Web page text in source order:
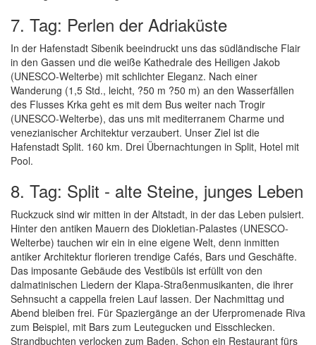
7. Tag: Perlen der Adriaküste
In der Hafenstadt Sibenik beeindruckt uns das südländische Flair
in den Gassen und die weiße Kathedrale des Heiligen Jakob
(UNESCO-Welterbe) mit schlichter Eleganz. Nach einer
Wanderung (1,5 Std., leicht, ?50 m ?50 m) an den Wasserfällen
des Flusses Krka geht es mit dem Bus weiter nach Trogir
(UNESCO-Welterbe), das uns mit mediterranem Charme und
venezianischer Architektur verzaubert. Unser Ziel ist die
Hafenstadt Split. 160 km. Drei Übernachtungen in Split, Hotel mit
Pool.
8. Tag: Split - alte Steine, junges Leben
Ruckzuck sind wir mitten in der Altstadt, in der das Leben pulsiert.
Hinter den antiken Mauern des Diokletian-Palastes (UNESCO-
Welterbe) tauchen wir ein in eine eigene Welt, denn inmitten
antiker Architektur florieren trendige Cafés, Bars und Geschäfte.
Das imposante Gebäude des Vestibüls ist erfüllt von den
dalmatinischen Liedern der Klapa-Straßenmusikanten, die ihrer
Sehnsucht a cappella freien Lauf lassen. Der Nachmittag und
Abend bleiben frei. Für Spaziergänge an der Uferpromenade Riva
zum Beispiel, mit Bars zum Leutegucken und Eisschlecken.
Strandbuchten verlocken zum Baden. Schon ein Restaurant fürs